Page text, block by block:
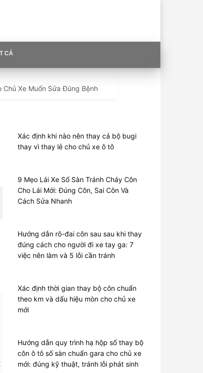
CẢ
Chủ Xe Muốn Sửa Đúng Bệnh
Xác định khi nào nên thay cả bộ bugi
thay vì thay lẻ cho chủ xe ô tô
9 Mẹo Lái Xe Số Sàn Tránh Cháy Côn
Cho Lái Mới: Đúng Côn, Sai Côn Và
Cách Sửa Nhanh
Hướng dẫn rô-đai côn sau sau khi thay
đúng cách cho người đi xe tay ga: 7
việc nên làm và 5 lỗi cần tránh
Xác định thời gian thay bộ côn chuẩn
theo km và dấu hiệu mòn cho chủ xe
mới
Hướng dẫn quy trình hạ hộp số thay bộ
côn ô tô số sàn chuẩn gara cho chủ xe
mới: đúng kỹ thuật, tránh lỗi phát sinh